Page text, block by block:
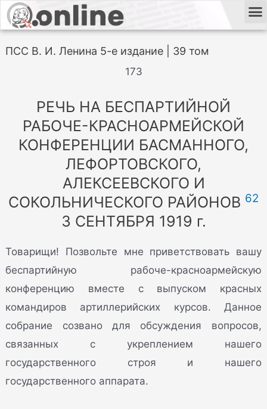
ПСС В. И. Ленина 5-е издание | 39 том
173
РЕЧЬ НА БЕСПАРТИЙНОЙ
РАБОЧЕ-КРАСНОАРМЕЙСКОЙ
КОНФЕРЕНЦИИ БАСМАННОГО,
ЛЕФОРТОВСКОГО,
АЛЕКСЕЕВСКОГО И
СОКОЛЬНИЧЕСКОГО РАЙОНОВ 62
3 СЕНТЯБРЯ 1919 г.
Товарищи! Позвольте мне приветствовать вашу
беспартийную рабоче-красноармейскую
конференцию вместе с выпуском красных
командиров артиллерийских курсов. Данное
собрание созвано для обсуждения вопросов,
связанных с укреплением нашего
государственного строя и нашего
государственного аппарата.